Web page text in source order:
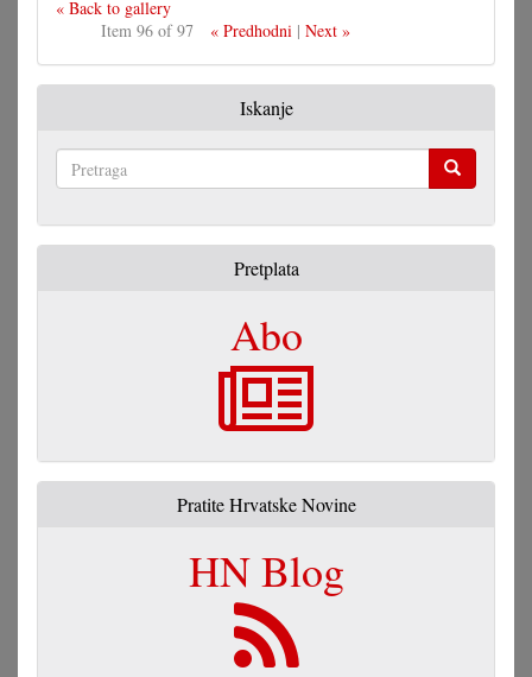
« Back to gallery
Item 96 of 97
« Predhodni| Next »
Iskanje
Pretplata
Abo
Pratite Hrvatske Novine
HN Blog